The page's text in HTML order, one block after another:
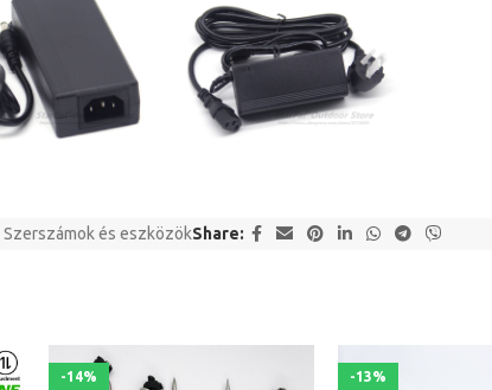
Szerszámok és eszközökShare:
-14% -13%